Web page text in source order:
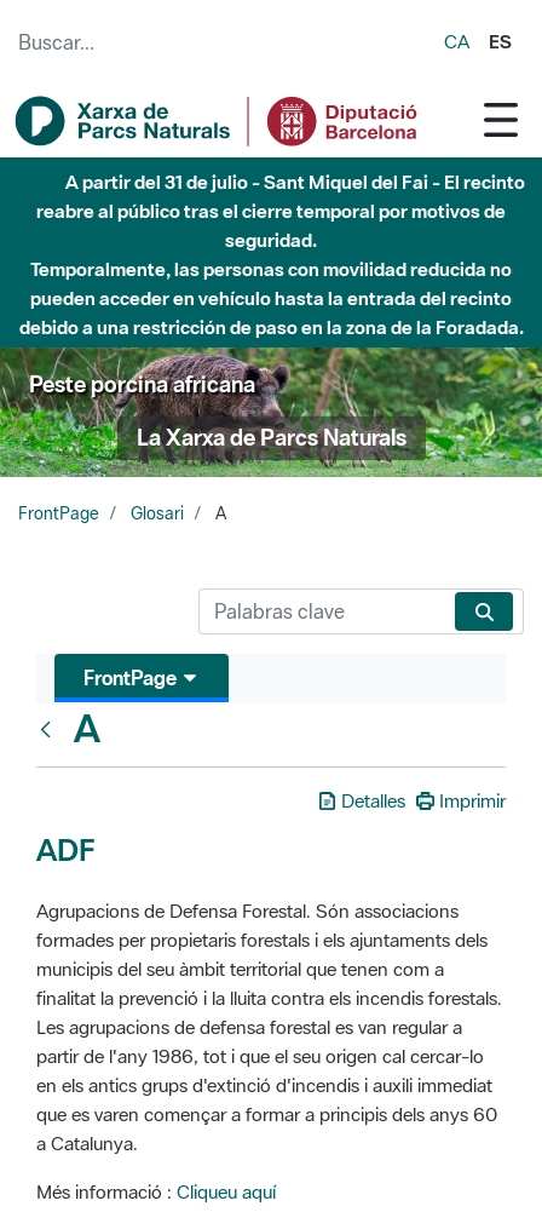
CA ES
A partir del 31 de julio - Sant Miquel del Fai - El recinto
reabre al público tras el cierre temporal por motivos de
seguridad.
Temporalmente, las personas con movilidad reducida no
pueden acceder en vehículo hasta la entrada del recinto
debido a una restricción de paso en la zona de la Foradada.
Peste porcina africana
La Xarxa de Parcs Naturals
FrontPage Glosari A
FrontPage
A
Detalles Imprimir
ADF
Agrupacions de Defensa Forestal. Són associacions
formades per propietaris forestals i els ajuntaments dels
municipis del seu àmbit territorial que tenen com a
finalitat la prevenció i la lluita contra els incendis forestals.
Les agrupacions de defensa forestal es van regular a
partir de l'any 1986, tot i que el seu origen cal cercar-lo
en els antics grups d'extinció d'incendis i auxili immediat
que es varen començar a formar a principis dels anys 60
a Catalunya.
Més informació : Cliqueu aquí